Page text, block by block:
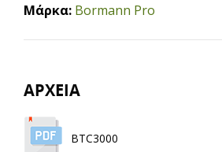
Μάρκα: Bormann Pro
ΑΡΧΕΙΑ
BTC3000